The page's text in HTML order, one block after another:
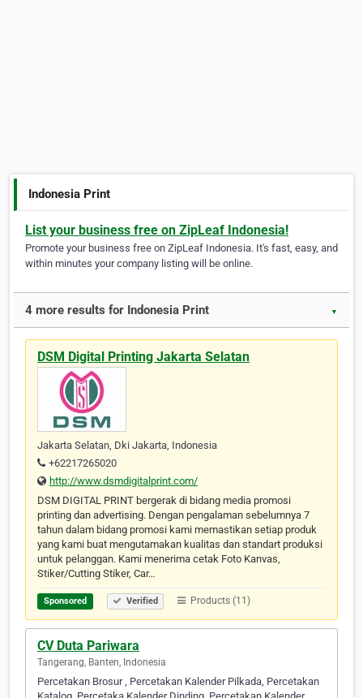
Indonesia Print
List your business free on ZipLeaf Indonesia!
Promote your business free on ZipLeaf Indonesia. It's fast, easy, and
within minutes your company listing will be online.
4 more results for Indonesia Print ▼
DSM Digital Printing Jakarta Selatan
Jakarta Selatan, Dki Jakarta, Indonesia
+62217265020
http://www.dsmdigitalprint.com/
DSM DIGITAL PRINT bergerak di bidang media promosi
printing dan advertising. Dengan pengalaman sebelumnya 7
tahun dalam bidang promosi kami memastikan setiap produk
yang kami buat mengutamakan kualitas dan standart produksi
untuk pelanggan. Kami menerima cetak Foto Kanvas,
Stiker/Cutting Stiker, Car…
Sponsored Verified Products (11)
CV Duta Pariwara
Tangerang, Banten, Indonesia
Percetakan Brosur , Percetakan Kalender Pilkada, Percetakan